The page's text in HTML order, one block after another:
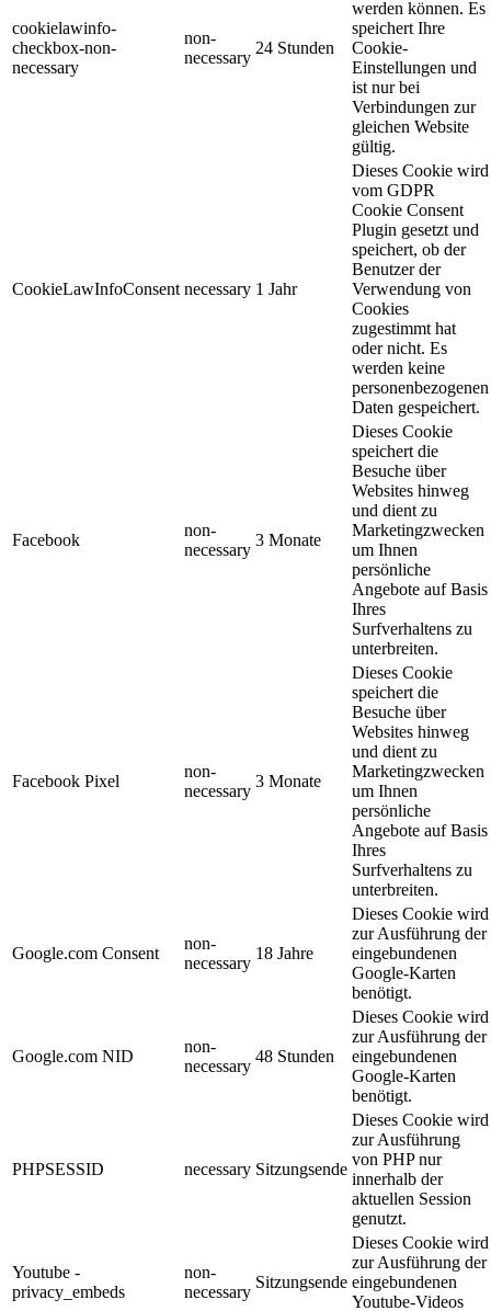
cookielawinfo-
checkbox-non-
necessary
non-
necessary
24 Stunden
werden können. Es
speichert Ihre
Cookie-
Einstellungen und
ist nur bei
Verbindungen zur
gleichen Website
gültig.
CookieLawInfoConsent necessary 1 Jahr
Dieses Cookie wird
vom GDPR
Cookie Consent
Plugin gesetzt und
speichert, ob der
Benutzer der
Verwendung von
Cookies
zugestimmt hat
oder nicht. Es
werden keine
personenbezogenen
Daten gespeichert.
Facebook
non-
necessary
3 Monate
Dieses Cookie
speichert die
Besuche über
Websites hinweg
und dient zu
Marketingzwecken
um Ihnen
persönliche
Angebote auf Basis
Ihres
Surfverhaltens zu
unterbreiten.
Facebook Pixel
non-
necessary
3 Monate
Dieses Cookie
speichert die
Besuche über
Websites hinweg
und dient zu
Marketingzwecken
um Ihnen
persönliche
Angebote auf Basis
Ihres
Surfverhaltens zu
unterbreiten.
Google.com Consent
non-
necessary
18 Jahre
Dieses Cookie wird
zur Ausführung der
eingebundenen
Google-Karten
benötigt.
Google.com NID
non-
necessary
48 Stunden
Dieses Cookie wird
zur Ausführung der
eingebundenen
Google-Karten
benötigt.
PHPSESSID necessary Sitzungsende
Dieses Cookie wird
zur Ausführung
von PHP nur
innerhalb der
aktuellen Session
genutzt.
Youtube -
privacy_embeds
non-
necessary
Sitzungsende
Dieses Cookie wird
zur Ausführung der
eingebundenen
Youtube-Videos